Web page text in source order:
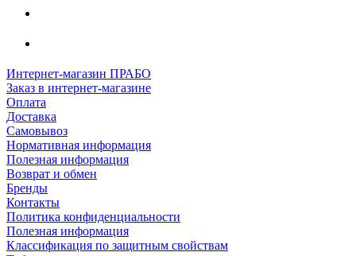
Интернет-магазин ПРАБО
Заказ в интернет-магазине
Оплата
Доставка
Самовывоз
Нормативная информация
Полезная информация
Возврат и обмен
Бренды
Контакты
Политика конфиденциальности
Полезная информация
Классификация по защитным свойствам